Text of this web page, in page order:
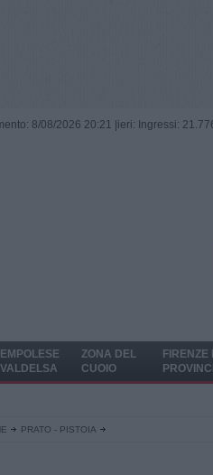
8/08/2026 20:21 | ieri: Ingressi:
EMPOLESE
VALDELSA
ZONA DEL
CUOIO
FIRENZE
PRATO - PISTOIA